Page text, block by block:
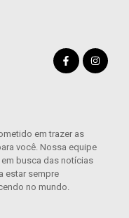
em trazer as
você. Nossa equipe
busca das notícias
estar sempre
no mundo.